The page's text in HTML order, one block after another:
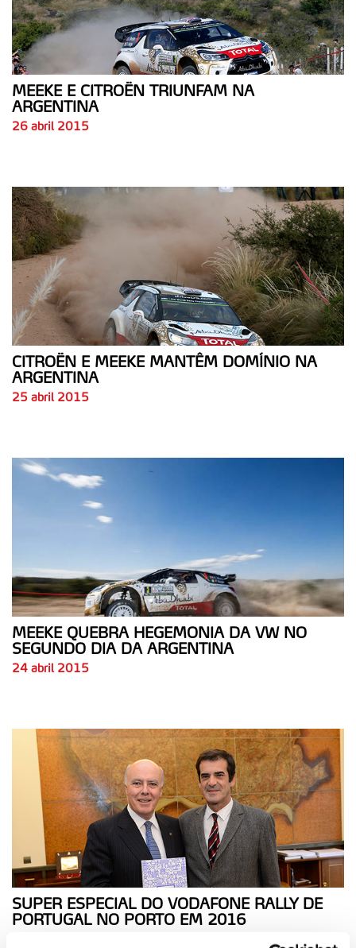
MEEKE E CITROËN TRIUNFAM NA
ARGENTINA
26 abril 2015
CITROËN E MEEKE MANTÊM DOMÍNIO NA
ARGENTINA
25 abril 2015
MEEKE QUEBRA HEGEMONIA DA VW NO
SEGUNDO DIA DA ARGENTINA
24 abril 2015
SUPER ESPECIAL DO VODAFONE RALLY DE
PORTUGAL NO PORTO EM 2016